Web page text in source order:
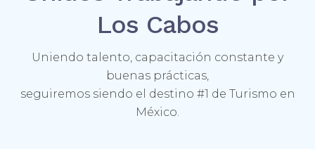
Los Cabos
Uniendo talento, capacitación constante y
buenas prácticas,
seguiremos siendo el destino #1 de Turismo en
México.